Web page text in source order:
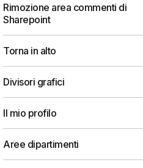
Rimozione area commenti di
Sharepoint
Torna in alto
Divisori grafici
Il mio profilo
Aree dipartimenti